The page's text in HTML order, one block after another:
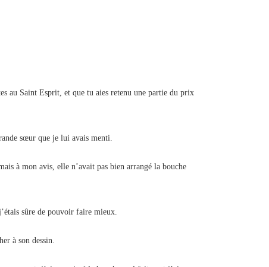
au Saint Esprit, et que tu aies retenu une partie du prix
sœur que je lui avais menti.
à mon avis, elle n’avait pas bien arrangé la bouche
sûre de pouvoir faire mieux.
à son dessin.